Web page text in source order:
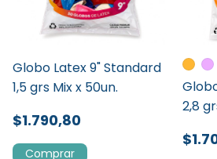
Globo Latex 9" Standard
1,5 grs Mix x 50un.
$1.790,80
2,8